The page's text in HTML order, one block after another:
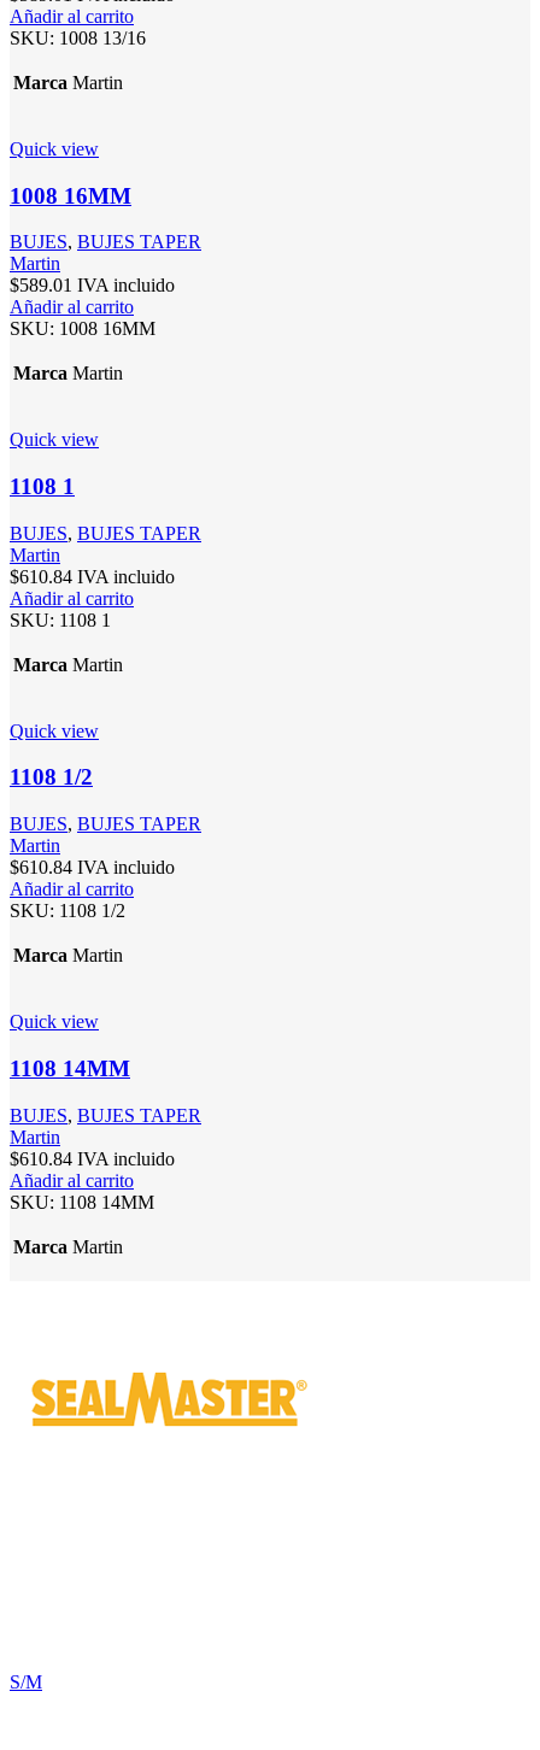
Añadir al carrito
SKU: 1008 13/16
Marca Martin
Quick view
1008 16MM
BUJES, BUJES TAPER
Martin
$589.01 IVA incluido
Añadir al carrito
SKU: 1008 16MM
Marca Martin
Quick view
1108 1
BUJES, BUJES TAPER
Martin
$610.84 IVA incluido
Añadir al carrito
SKU: 1108 1
Marca Martin
Quick view
1108 1/2
BUJES, BUJES TAPER
Martin
$610.84 IVA incluido
Añadir al carrito
SKU: 1108 1/2
Marca Martin
Quick view
1108 14MM
BUJES, BUJES TAPER
Martin
$610.84 IVA incluido
Añadir al carrito
SKU: 1108 14MM
Marca Martin
S/M